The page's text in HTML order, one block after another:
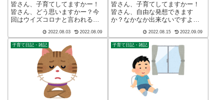
皆さん、子育てしてますかー！
皆さん、どう思いますかー？今
回はウイズコロナと言われる方
あれば、ジャッジは国民一人一
人に丸投げされた感じですね。
こんばんわ、迷答座布団ブログ
の運営をしている ざぶ
(@meitou_za...
2022.08.03 2022.08.09
皆さん、子育てしてますかー！
皆さん、自由な発想できます
か？なかなか出来ないですよ
出来たらどんなに楽しいか。こ
んばんわ、迷答座布団ブログの
運営をしている ざぶ
(@meitou_zabuton)です。わたし
は40代で...
2022.08.15 2022.09.09
子育て日記・雑記 子育て日記・雑記